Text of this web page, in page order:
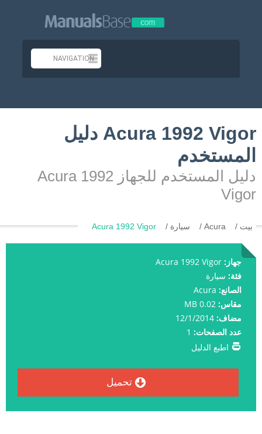
Acura 1992 Vigor دليل
المستخدم
دليل المستخدم للجهاز Acura 1992
Vigor
بيت Acura سيارة Acura 1992 Vigor
جهاز:
فئة: سيارة
الصانع: Acura
مقاس:
مضاف:
عدد الصفحات:
اطبع الدليل
تحميل